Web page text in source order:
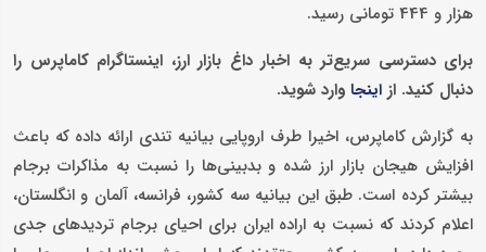
هزار و 444 تومانی رسید.
برای دسترسی سریع‌تر به اخبار داغ بازار ارز، اینستاگرام کاماپرس را
دنبال کنید. از اینجا وارد شوید.
به گزارش کاماپرس، اخیرا طرف اروپایی بیانیه تندی ارائه داده که باعث
افزایش هیجان بازار ارز شده و بدبینی‌ها را نسبت به مذاکرات برجام
بیشتر کرده است. طبق این بیانیه سه کشور، فرانسه، آلمان و انگلستان،
اعلام کردند که نسبت به اراده ایران برای احیای برجام تردیدهای جدی